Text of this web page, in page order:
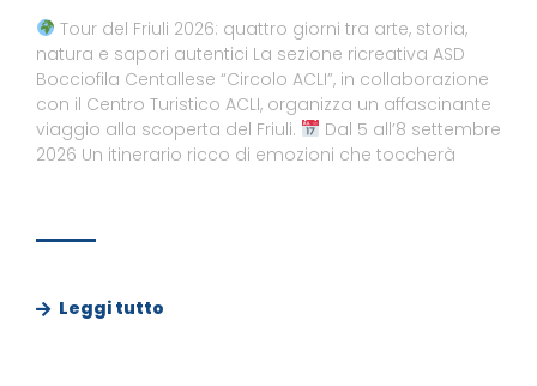
Tour del Friuli 2026: quattro giorni tra arte, storia,
natura e sapori autentici La sezione ricreativa ASD
Bocciofila Centallese “Circolo ACLI”, in collaborazione
con il Centro Turistico ACLI, organizza un affascinante
viaggio alla scoperta del Friuli.
Dal 5 all’8 settembre
2026 Un itinerario ricco di emozioni che toccherà
Leggi tutto